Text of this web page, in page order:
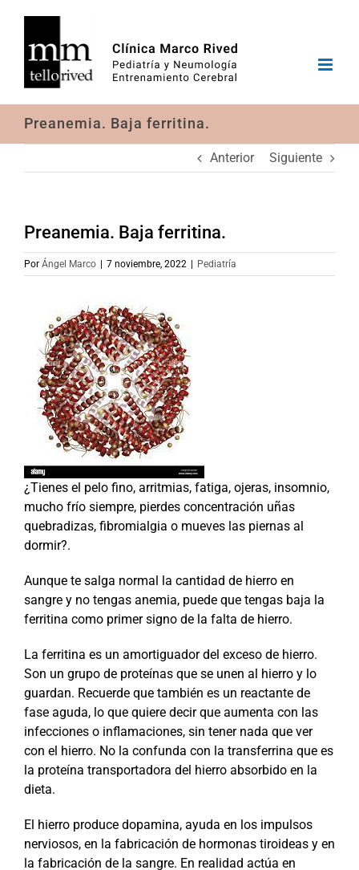
contenido
Preanemia. Baja ferritina.
Anterior Siguiente
Preanemia. Baja ferritina.
Por Ángel Marco 7 noviembre, 2022 Pediatría
¿Tienes el pelo fino, arritmias, fatiga, ojeras, insomnio,
mucho frío siempre, pierdes concentración uñas
quebradizas, fibromialgia o mueves las piernas al
dormir?.
Aunque te salga normal la cantidad de hierro en
sangre y no tengas anemia, puede que tengas baja la
ferritina como primer signo de la falta de hierro.
La ferritina es un amortiguador del exceso de hierro.
Son un grupo de proteínas que se unen al hierro y lo
guardan. Recuerde que también es un reactante de
fase aguda, lo que quiere decir que aumenta con las
infecciones o inflamaciones, sin tener nada que ver
con el hierro. No la confunda con la transferrina que es
la proteína transportadora del hierro absorbido en la
dieta.
El hierro produce dopamina, ayuda en los impulsos
nerviosos, en la fabricación de hormonas tiroideas y en
la fabricación de la sangre. En realidad actúa en